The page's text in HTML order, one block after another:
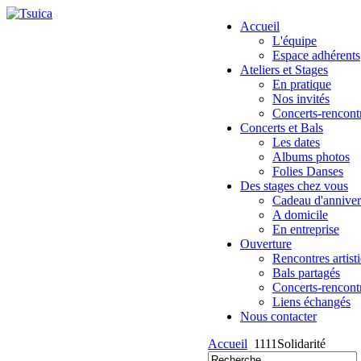
Accueil
L'équipe
Espace adhérents
Ateliers et Stages
En pratique
Nos invités
Concerts-
Concerts et Bals
Les dates
Albums photos
Folies Danses
Des stages chez vous
Cadeau
A domicile
En entreprise
Ouverture
Rencontres
Bals partagés
Concerts-
Liens échangés
Nous contacter
Accueil 1111Solidarité